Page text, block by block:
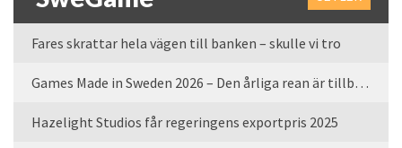
Fares skrattar hela vägen till banken – skulle vi tro
Games Made in Sweden 2026 – Den årliga rean är tillbaka
Hazelight Studios får regeringens exportpris 2025